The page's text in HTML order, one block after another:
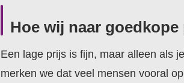
Hoe wij naar
Een lage prijs is fijn, maar alleen als
merken we dat veel mensen vooral